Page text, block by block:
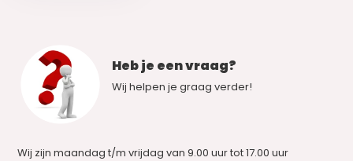
Heb je een vraag?
Wij helpen je graag verder!
Wij zijn maandag t/m vrijdag van 9.00 uur tot 17.00 uur